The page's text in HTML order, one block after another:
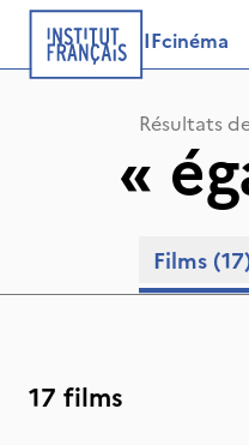
IFcinéma
Résultats
«
Films
17 films